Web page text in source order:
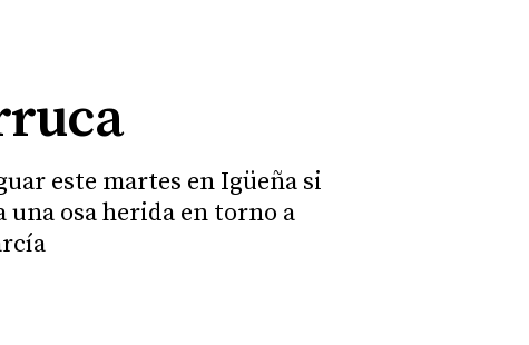
este martes en Igüeña si
una osa herida en torno a